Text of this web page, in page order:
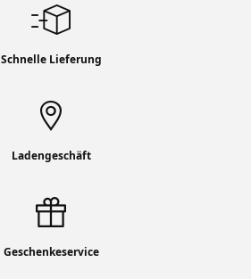
Schnelle Lieferung
Ladengeschäft
Geschenkeservice